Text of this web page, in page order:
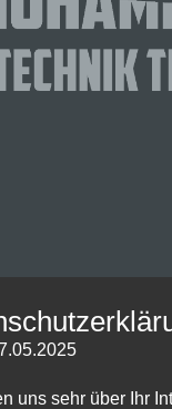
Set von
uns sehr über Ihr